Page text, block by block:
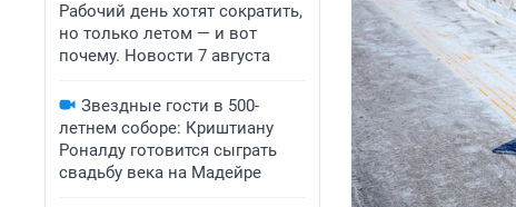
Рабочий день хотят сократить,
но только летом — и вот
почему. Новости 7 августа
Звездные гости в 500-
летнем соборе: Криштиану
Роналду готовится сыграть
свадьбу века на Мадейре